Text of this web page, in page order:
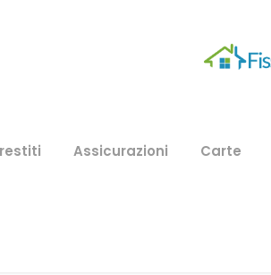
Assicurazioni Carte